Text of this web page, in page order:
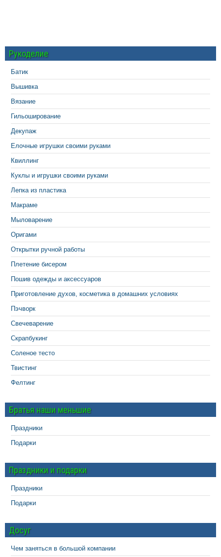
Рукоделие
Батик
Вышивка
Вязание
Гильоширование
Декупаж
Елочные игрушки своими руками
Квиллинг
Куклы и игрушки своими руками
Лепка из пластика
Макраме
Мыловарение
Оригами
Открытки ручной работы
Плетение бисером
Пошив одежды и аксессуаров
Приготовление духов, косметика в домашних условиях
Пэчворк
Свечеварение
Скрапбукинг
Соленое тесто
Твистинг
Фелтинг
Братья наши меньшие
Праздники
Подарки
Праздники и подарки
Праздники
Подарки
Досуг
Чем заняться в большой компании